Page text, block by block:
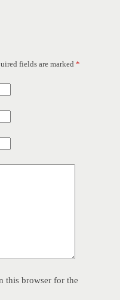
fields are marked *
this browser for the